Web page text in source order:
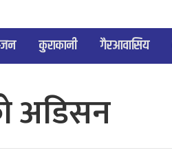
कुराकानी गैरआवासिय
अडिसन